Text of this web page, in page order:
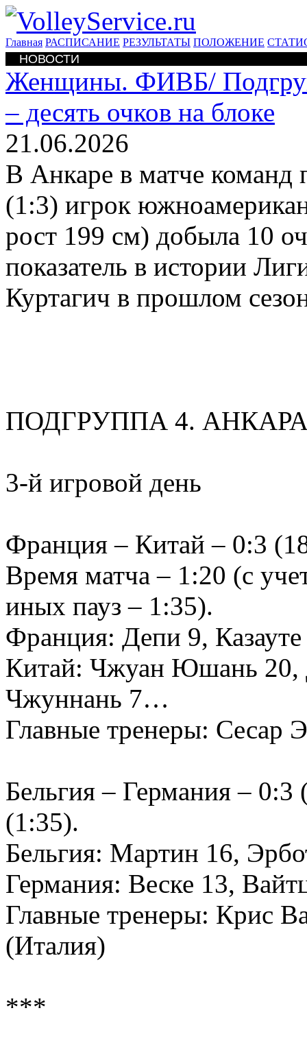
Главная РАСПИСАНИЕ РЕЗУЛЬТАТЫ ПОЛОЖЕНИЕ
НОВОСТИ
Женщины. ФИВБ/
– десять очков на блоке
21.06.2026
В Анкаре в матче команд
(1:3) игрок
рост 199 см) добыла 10
показатель в истории
Куртагич в прошлом
ПОДГРУППА 4.
3-й игровой день
Франция – Китай – 0:3
Время матча – 1:20 (с
иных пауз – 1:35).
Франция: Депи 9,
Китай: Чжуан Юшань 20,
Чжуннань 7…
Главные тренеры: Сесар
Бельгия – Германия –
(1:35).
Бельгия: Мартин 16,
Германия: Веске 13,
Главные тренеры: Крис
(Италия)
***